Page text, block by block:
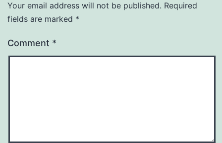
Your email address will not be published. Required
fields are marked *
Comment *